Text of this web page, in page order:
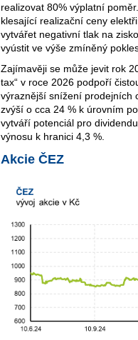
realizovat 80% výplatní
klesající realizační ceny
vytvářet negativní tlak na
vyústit ve výše zmíněný
Zajímavěji se může jevit rok
tax“ v roce 2026 podpoří
výraznější snížení prodejních
zvýší o cca 24 % k úrovním
vytváří potenciál pro
výnosu k hranici 4,3 %.
Akcie ČEZ